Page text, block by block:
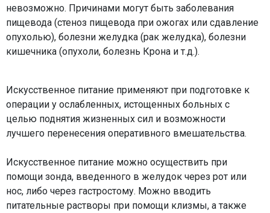
невозможно. Причинами могут быть заболевания
пищевода (стеноз пищевода при ожогах или сдавление
опухолью), болезни желудка (рак желудка), болезни
кишечника (опухоли, болезнь Крона и т.д.).
Искусственное питание применяют при подготовке к
операции у ослабленных, истощенных больных с
целью поднятия жизненных сил и возможности
лучшего перенесения оперативного вмешательства.
Искусственное питание можно осуществить при
помощи зонда, введенного в желудок через рот или
нос, либо через гастростому. Можно вводить
питательные растворы при помощи клизмы, а также